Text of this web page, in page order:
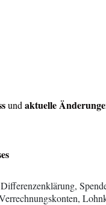
undaktuelle
Differenzenklärung,